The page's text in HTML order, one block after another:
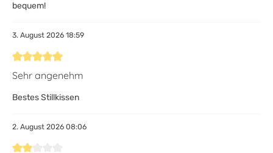
bequem!
3. August 2026 18:59
Bewertung mit 5 von 5 Sternen
Sehr angenehm
Bestes Stillkissen
2. August 2026 08:06